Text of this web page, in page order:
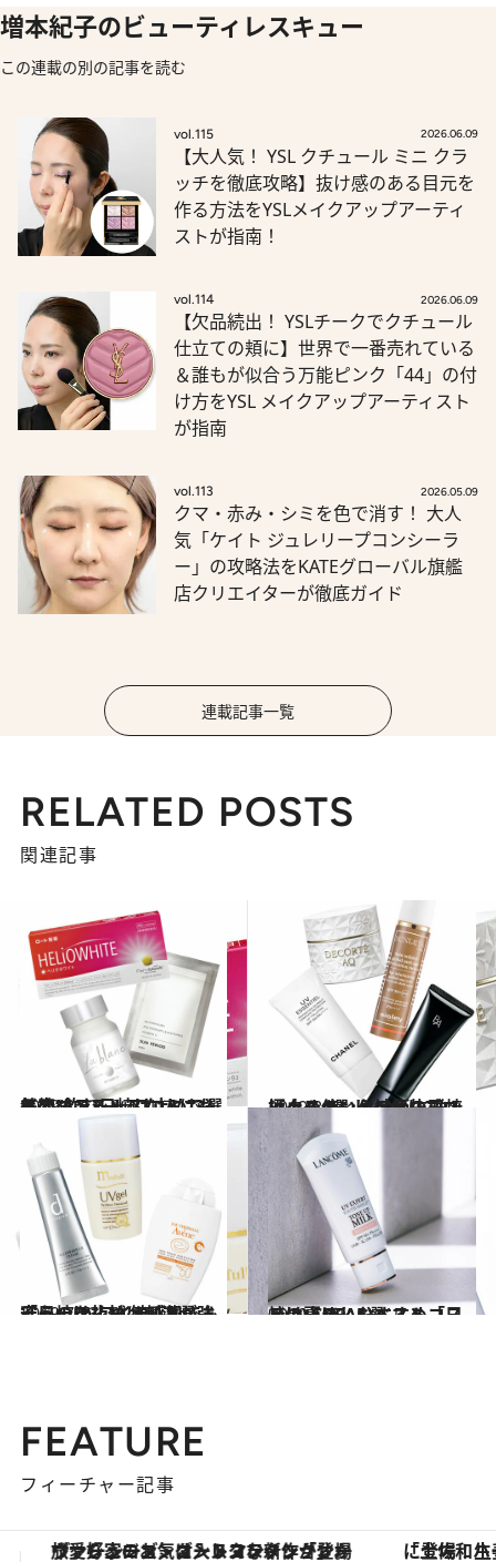
増本紀子のビューティレスキュー
この連載の別の記事を読む
vol.115 2026.06.09
【大人気！ YSL クチュール ミニ クラ
ッチを徹底攻略】抜け感のある目元を
作る方法をYSLメイクアップアーティ
ストが指南！
vol.114 2026.06.09
【欠品続出！ YSLチークでクチュール
仕立ての頬に】世界で一番売れている
＆誰もが似合う万能ピンク「44」の付
け方をYSL メイクアップアーティスト
が指南
vol.113 2026.05.09
クマ・赤み・シミを色で消す！ 大人
気「ケイト ジュレリープコンシーラ
ー」の攻略法をKATEグローバル旗艦
店クリエイターが徹底ガイド
連載記事一覧
RELATED POSTS
関連記事
2019.8.22
美容コンシャスな人はもう始めてる！ 口コミで人気の“飲む日焼け止め”3選
ビューティ＆ヘルス 2019.8.1
極上スキンケア級の日焼け止め4選 しっかりブロック＆使い心地が抜群！
ビューティ＆ヘルス
2019.7.13
「日焼け止めは刺激が強そう」を払拭 敏感肌でも安心のUVアイテム3選
ビューティ＆ヘルス 2019.5.31
この夏ほしいベストコスメ(2) CREAおすすめ「日焼け止め」5選
ビューティ＆ヘルス
FEATURE
フィーチャー記事
「土佐和ハーブかき氷」がOMO7高知に登場！生姜、山椒、大葉など目にも舌にも涼を呼ぶ郷土の味 【銀座で出合う最旬美容】美髪ケアや上質